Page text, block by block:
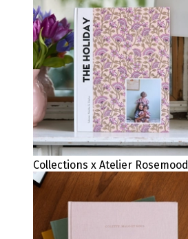
Collections x Atelier Rosemood